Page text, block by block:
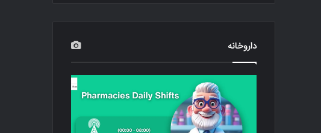
داروخانه